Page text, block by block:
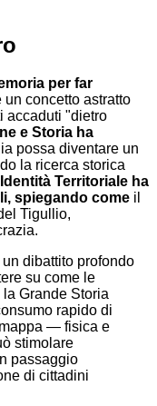
per far
concetto astratto
accaduti "dietro
e Storia ha
possa diventare un
la ricerca storica
Identità Territoriale ha
spiegando come il
Tigullio,
un dibattito profondo
su come le
Grande Storia
rapido di
— fisica e
stimolare
passaggio
di cittadini